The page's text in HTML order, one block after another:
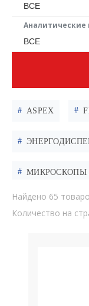
ВСЕ
Аналитические
ВСЕ
ASPEX
МИКРОСКОПЫ
МИКРОСКОПЫ
Найдено 65
Количество на